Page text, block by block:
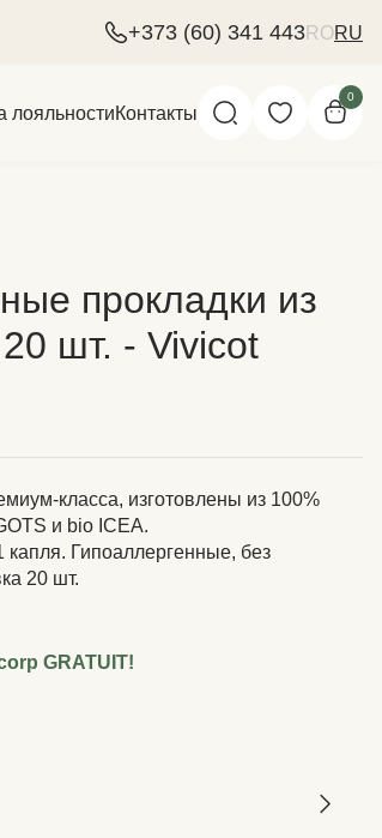
+373 (60) 341 443RORU
лояльностиКонтакты
0
прокладки из
20 шт. - Vivicot
класса, изготовлены из 100%
и bio ICEA.
Гипоаллергенные, без
20 шт.
GRATUIT!